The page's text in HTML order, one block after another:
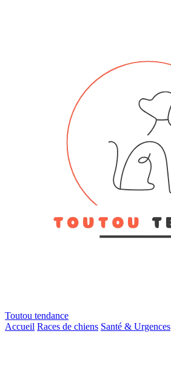
Toutou tendance
Accueil Races de chiens Santé & Urgences